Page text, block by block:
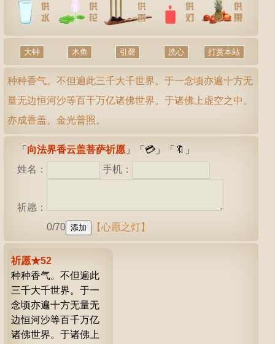
大钟 木鱼 引磬
种种香气。不但遍此三千大千世界。于一念顷亦遍十方无
量无边恒河沙等百千万亿诸佛世界。于诸佛上虚空之中。
亦成香盖。金光普照。
「 向法界香云盖菩萨祈愿 」「 💳 」「 🔖 」
姓名：
手机：
祈愿：
0/70
【心愿之灯】
祈愿★52
种种香气。不但遍此
三千大千世界。于一
念顷亦遍十方无量无
边恒河沙等百千万亿
诸佛世界。于诸佛上